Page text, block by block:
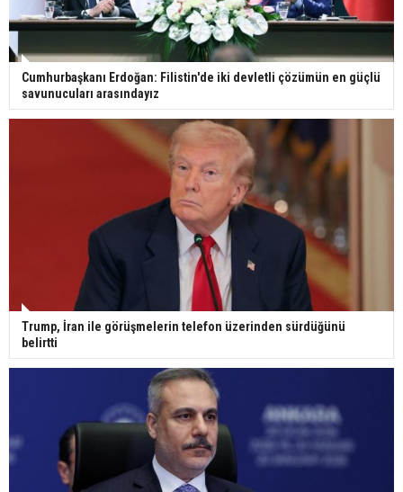
Bilim kurgu gerçekleşiyor... Dondurulmuş
insanları hayata döndürecek keşif
Ünlü türkücü Mahmut Tuncer estetik operasyon
geçirdi: Son hali gündem oldu
Yerli turist 229,7 milyar lira seyahat harcaması
yaptı
Gazze'deki Sağlık Bakanlığı duyurdu: Vahşetin
pençesinde 2 salgın vaka tespit edildi
Cumhurbaşkanı Erdoğan: Filistin'de iki devletli çözümün en güçlü
savunucuları arasındayız
Trump, İran ile görüşmelerin telefon üzerinden sürdüğünü
belirtti